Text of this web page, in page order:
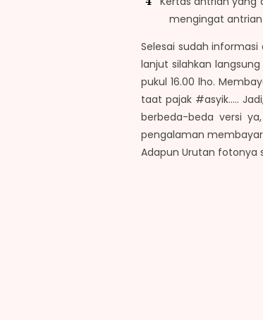
mengingat antrian
Selesai sudah
lanjut silahkan
pukul 16.00 lho.
taat pajak #asyik.....
berbeda-beda versi
pengalaman
Adapun Urutan fotonya